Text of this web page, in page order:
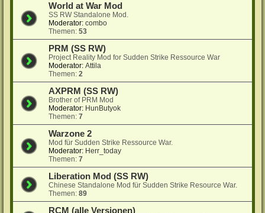
World at War Mod
SS RW Standalone Mod.
Moderator: combo
Themen:53
PRM (SS RW)
Project Reality Mod for Sudden Strike Ressource War
Moderator: Attila
Themen:2
AXPRM (SS RW)
Brother of PRM Mod
Moderator: HunButyok
Themen:7
Warzone 2
Mod für Sudden Strike Ressource War.
Moderator: Herr_today
Themen:7
Liberation Mod (SS RW)
Chinese Standalone Mod für Sudden Strike Resource War.
Themen:89
RCM (alle Versionen)